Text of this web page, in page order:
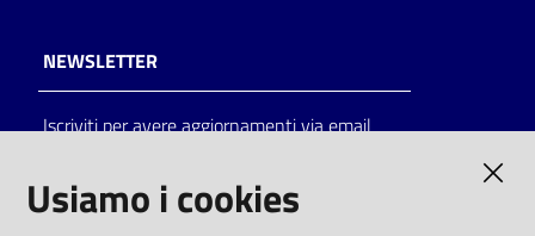
on line
NEWSLETTER
Iscriviti per avere aggiornamenti via email
Usiamo i cookies